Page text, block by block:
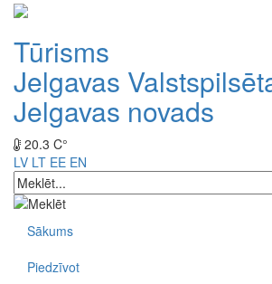
Tūrisms
Jelgavas
Jelgavas novads
20.3 C°
LV LT EE EN
Sākums
Piedzīvot